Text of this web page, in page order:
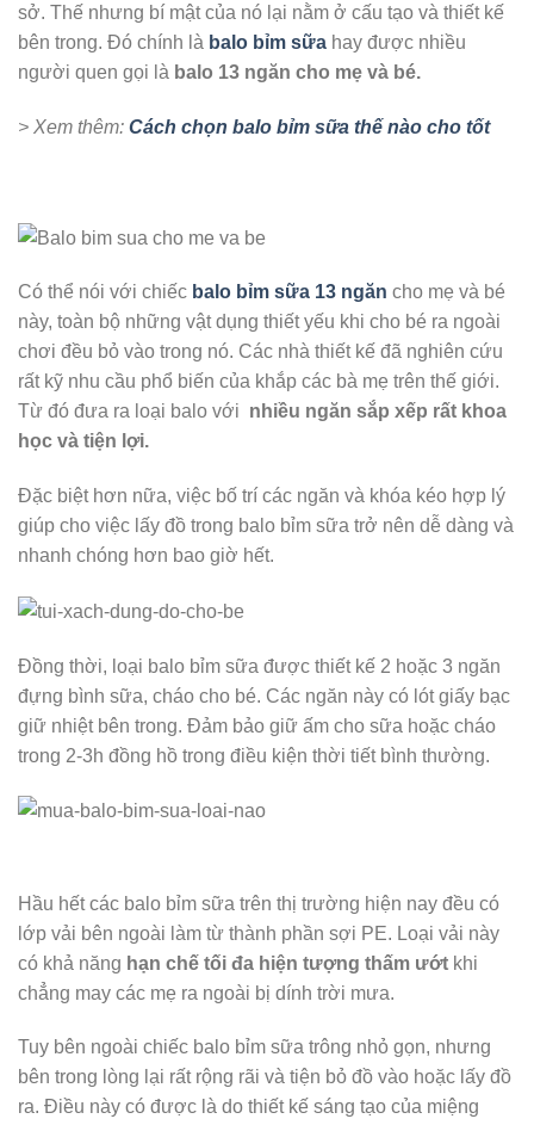
sở. Thế nhưng bí mật của nó lại nằm ở cấu tạo và thiết kế
bên trong. Đó chính là balo bỉm sữa hay được nhiều
người quen gọi là balo 13 ngăn cho mẹ và bé.
> Xem thêm: Cách chọn balo bỉm sữa thế nào cho tốt
Có thể nói với chiếc balo bỉm sữa 13 ngăn cho mẹ và bé
này, toàn bộ những vật dụng thiết yếu khi cho bé ra ngoài
chơi đều bỏ vào trong nó. Các nhà thiết kế đã nghiên cứu
rất kỹ nhu cầu phổ biến của khắp các bà mẹ trên thế giới.
Từ đó đưa ra loại balo với nhiều ngăn sắp xếp rất khoa
học và tiện lợi.
Đặc biệt hơn nữa, việc bố trí các ngăn và khóa kéo hợp lý
giúp cho việc lấy đồ trong balo bỉm sữa trở nên dễ dàng và
nhanh chóng hơn bao giờ hết.
Đồng thời, loại balo bỉm sữa được thiết kế 2 hoặc 3 ngăn
đựng bình sữa, cháo cho bé. Các ngăn này có lót giấy bạc
giữ nhiệt bên trong. Đảm bảo giữ ấm cho sữa hoặc cháo
trong 2-3h đồng hồ trong điều kiện thời tiết bình thường.
Hầu hết các balo bỉm sữa trên thị trường hiện nay đều có
lớp vải bên ngoài làm từ thành phần sợi PE. Loại vải này
có khả năng hạn chế tối đa hiện tượng thấm ướt khi
chẳng may các mẹ ra ngoài bị dính trời mưa.
Tuy bên ngoài chiếc balo bỉm sữa trông nhỏ gọn, nhưng
bên trong lòng lại rất rộng rãi và tiện bỏ đồ vào hoặc lấy đồ
ra. Điều này có được là do thiết kế sáng tạo của miệng